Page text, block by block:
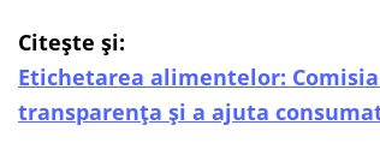
Citește și:
Etichetarea alimentelor:
transparența și a ajuta